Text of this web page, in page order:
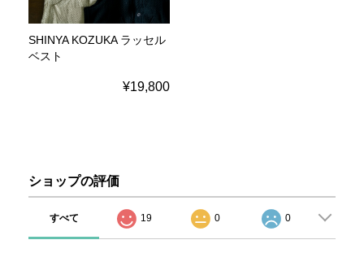
SHINYA KOZUKA ラッセル
ベスト
¥19,800
ショップの評価
すべて 19 0 0